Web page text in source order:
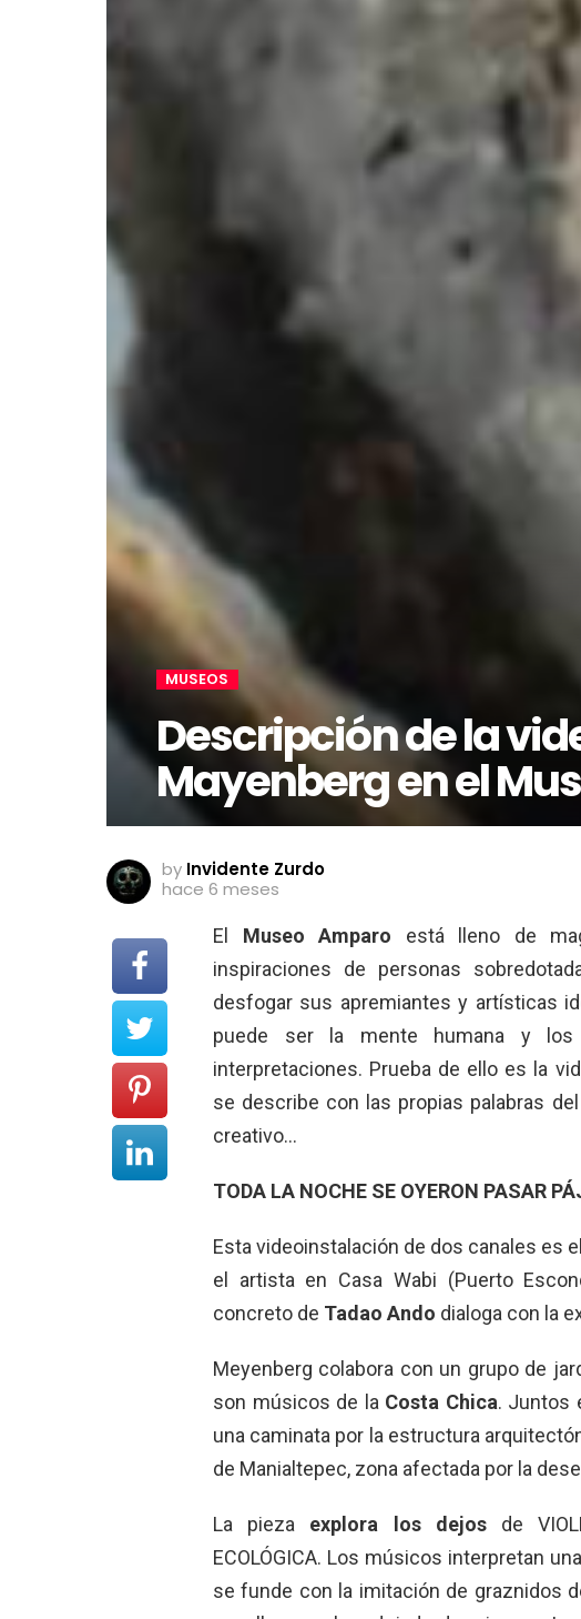
MUSEOS
Descripción de la
Mayenberg en el
by Invidente Zurdo
hace 6 meses
El Museo Amparo está lleno de
inspiraciones de personas
desfogar sus apremiantes y artísticas
puede ser la mente humana y
interpretaciones. Prueba de ello es la
se describe con las propias palabras
creativo…
TODA LA NOCHE SE OYERON PASAR
Esta videoinstalación de dos canales es
el artista en Casa Wabi (Puerto
concreto de Tadao Ando dialoga con la
Meyenberg colabora con un grupo de
son músicos de la Costa Chica. Juntos
una caminata por la estructura
de Manialtepec, zona afectada por la
La pieza explora los dejosde
ECOLÓGICA. Los músicos interpretan
se funde con la imitación de graznidos